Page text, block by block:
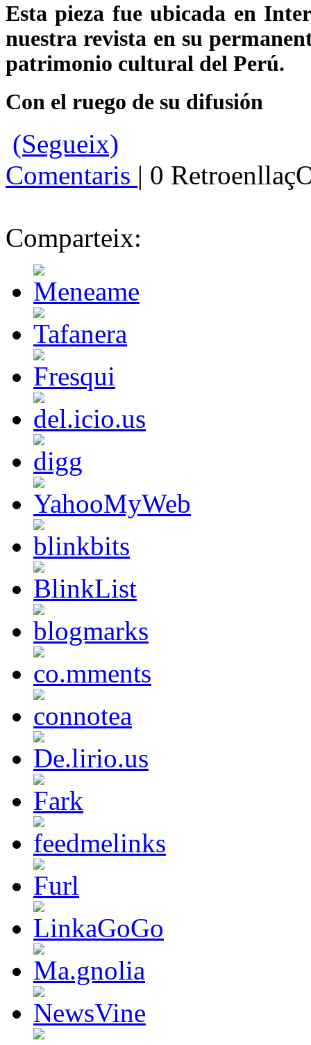
Esta pieza fue ubicada en
nuestra revista en su
patrimonio cultural del Perú.
Con el ruego de su difusión
(Segueix)
Comentaris | 0
Comparteix: